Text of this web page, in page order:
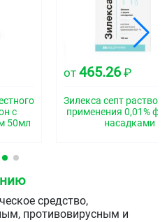
с
50мл
от465.26 ₽
Зилекса септ
применения 0,01%
насадками
средство,
противовирусным и